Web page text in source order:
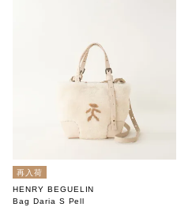
再入荷
HENRY BEGUELIN
Bag Daria S Pell